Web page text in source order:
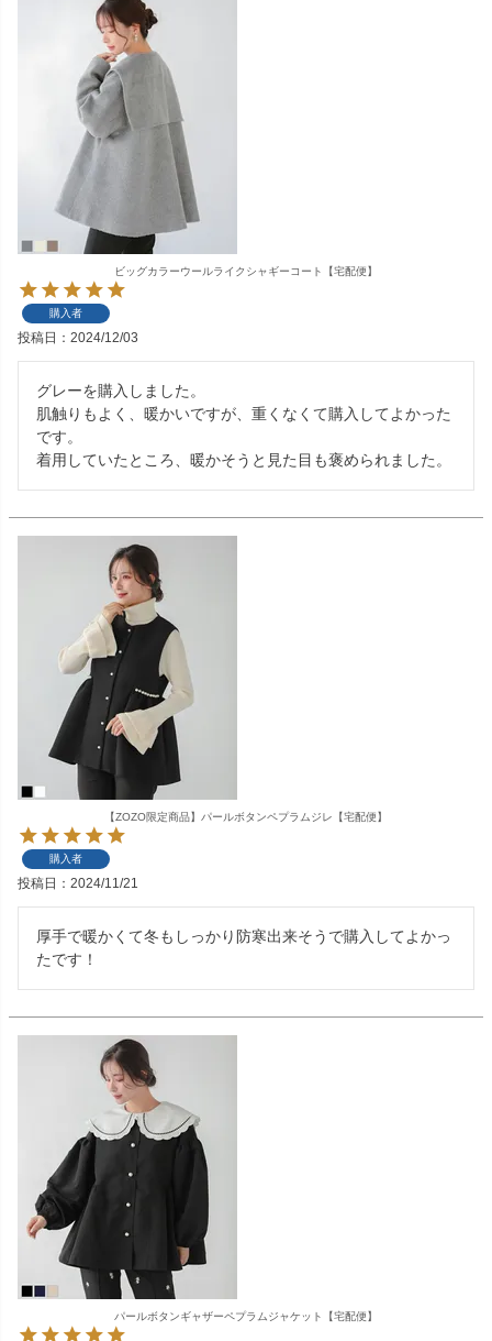
ビッグカラーウールライクシャギーコート【宅配便】
購入者
投稿日 2024/12/03
グレーを購入しました。
肌触りもよく、暖かいですが、重くなくて購入してよかった
です。
着用していたところ、暖かそうと見た目も褒められました。
【ZOZO限定商品】パールボタンペプラムジレ【宅配便】
購入者
投稿日 2024/11/21
厚手で暖かくて冬もしっかり防寒出来そうで購入してよかっ
パールボタンギャザーペプラムジャケット【宅配便】